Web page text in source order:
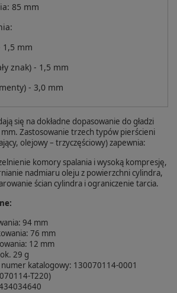
85 mm
1,5 mm
znak) - 1,5 mm
- 3,0 mm
się na dokładne dopasowanie do gładzi
Zastosowanie trzech typów pierścieni
olejowy – trzyczęściowy) zapewnia:
komory spalania i wysoką kompresję,
nadmiaru oleju z powierzchni cylindra,
ścian cylindra i ograniczenie tarcia.
94 mm
76 mm
12 mm
29 g
katalogowy: 130070114‑0001